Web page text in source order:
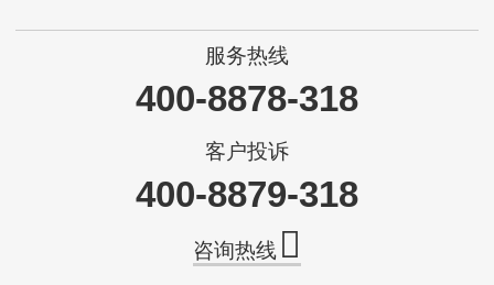
服务热线
400-8878-318
客户投诉
400-8879-318
咨询热线